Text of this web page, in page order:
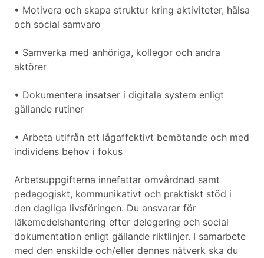
• Motivera och skapa struktur kring aktiviteter, hälsa
och social samvaro
• Samverka med anhöriga, kollegor och andra
aktörer
• Dokumentera insatser i digitala system enligt
gällande rutiner
• Arbeta utifrån ett lågaffektivt bemötande och med
individens behov i fokus
Arbetsuppgifterna innefattar omvårdnad samt
pedagogiskt, kommunikativt och praktiskt stöd i
den dagliga livsföringen. Du ansvarar för
läkemedelshantering efter delegering och social
dokumentation enligt gällande riktlinjer. I samarbete
med den enskilde och/eller dennes nätverk ska du